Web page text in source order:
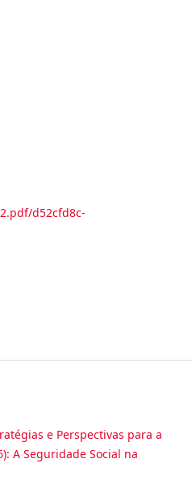
d52cfd8c-
e Perspectivas para a
A Seguridade Social na